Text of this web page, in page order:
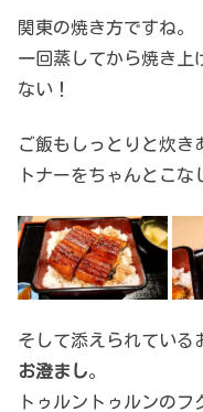
関東の焼き方ですね。
一回蒸してから焼き上
ない！
ご飯もしっとりと炊き
トナーをちゃんとこな
そして添えられている
お澄まし。
トゥルントゥルンのフ